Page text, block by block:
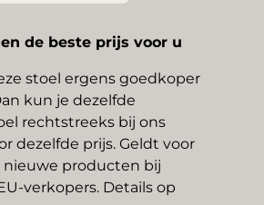
de beste prijs voor u
stoel ergens goedkoper
kun je dezelfde
rechtstreeks bij ons
dezelfde prijs. Geldt voor
producten bij
verkopers. Details op